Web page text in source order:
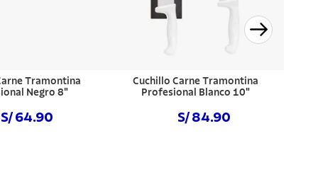
Tramontina
Negro 8"
S/ 64.90
Cuchillo Carne Tramontina
Profesional Blanco 10"
S/ 84.90